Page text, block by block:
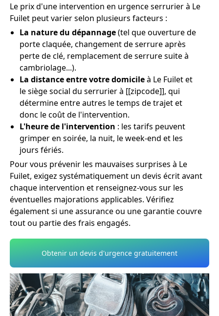
Le prix d'une intervention en urgence serrurier à Le
Fuilet peut varier selon plusieurs facteurs :
La nature du dépannage(tel que ouverture de
porte claquée, changement de serrure après
perte de clé, remplacement de serrure suite à
cambriolage...).
La distance entre votre domicileà Le Fuilet et
le siège social du serrurier à [[zipcode]], qui
détermine entre autres le temps de trajet et
donc le coût de l'intervention.
L'heure de l'intervention : les tarifs peuvent
grimper en soirée, la nuit, le week-end et les
jours fériés.
Pour vous prévenir les mauvaises surprises à Le
Fuilet, exigez systématiquement un devis écrit avant
chaque intervention et renseignez-vous sur les
éventuelles majorations applicables. Vérifiez
également si une assurance ou une garantie couvre
tout ou partie des frais engagés.
Obtenir un devis d'urgence gratuitement